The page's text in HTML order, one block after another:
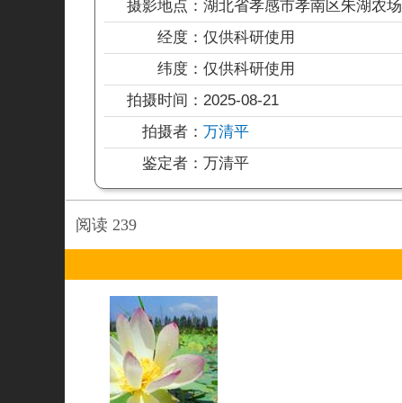
摄影地点： 湖北省孝感市孝南区朱湖农场
经度： 仅供科研使用
纬度： 仅供科研使用
拍摄时间： 2025-08-21
拍摄者： 万清平
鉴定者： 万清平
阅读 239